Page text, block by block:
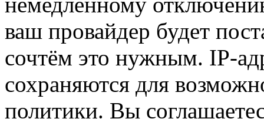
ваш провайдер будет
сочтём это нужным. IP-
сохраняются для
политики. Вы